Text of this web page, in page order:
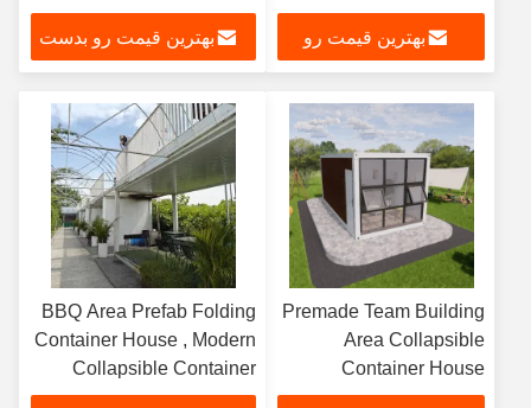
بهترین قیمت رو
Relocation
بهترین قیمت رو بدست
Premade Team Building
Area Collapsible
Container House
Portable Easy
BBQ Area Prefab Folding
Container House , Modern
Collapsible Container
Homes